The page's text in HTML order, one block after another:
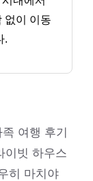
없이 이동
.
여행 후기
빗 하우스
히 마치야